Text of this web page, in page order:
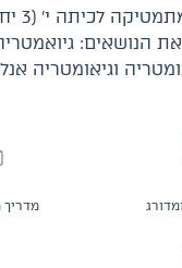
את הנושאים:
וגיאומטריה